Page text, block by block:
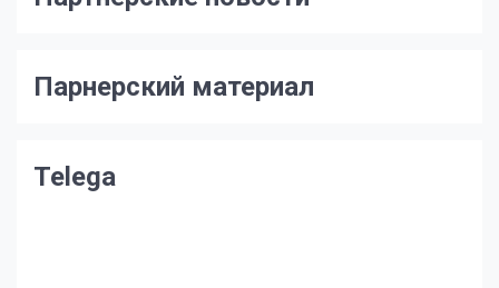
Парнерский материал
Telega